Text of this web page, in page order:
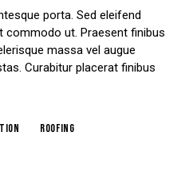
porta. Sed eleifend
commodo ut. Praesent finibus
massa vel augue
Curabitur placerat finibus
roofing